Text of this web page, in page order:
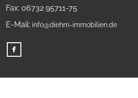
Fax: 06732 95711-75
E-Mail: info@diehm-immobilien.de